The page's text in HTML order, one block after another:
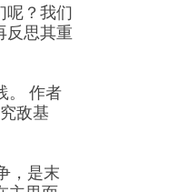
呢？我们
反思其重
。 作者
敌基
，是末